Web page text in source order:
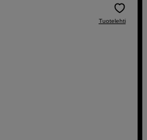
Tuotelehti